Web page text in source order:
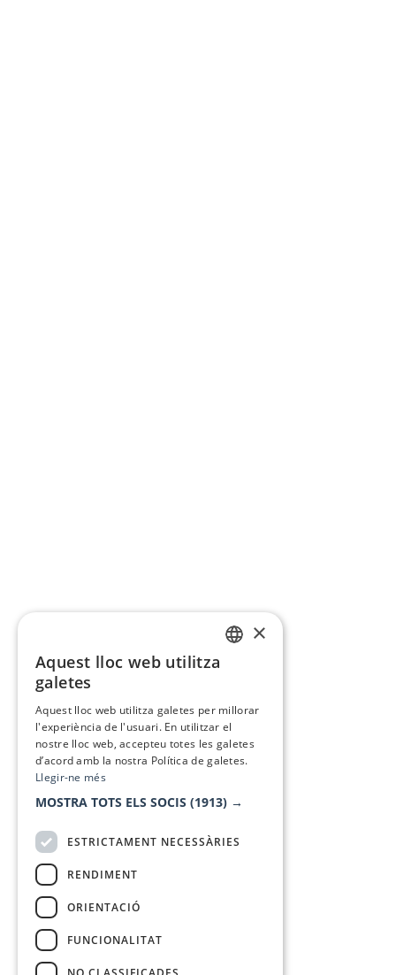
×
Aquest lloc web utilitza
galetes
Aquest lloc web utilitza galetes per millorar
l'experiència de l'usuari. En utilitzar el
nostre lloc web, accepteu totes les galetes
d’acord amb la nostra Política de galetes.
Llegir-ne més
MOSTRA TOTS ELS SOCIS (1913) →
ESTRICTAMENT NECESSÀRIES
RENDIMENT
ORIENTACIÓ
FUNCIONALITAT